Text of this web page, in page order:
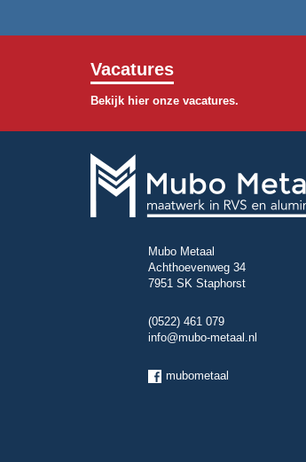
Vacatures
Bekijk hier onze vacatures.
Mubo Metaal
Achthoevenweg 34
7951 SK Staphorst
(0522) 461 079
info@mubo-metaal.nl
mubometaal